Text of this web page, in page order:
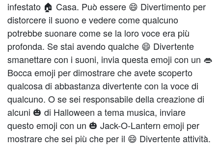
infestato 🏠 Casa. Può essere 😄 Divertimento per
distorcere il suono e vedere come qualcuno
potrebbe suonare come se la loro voce era più
profonda. Se stai avendo qualche 😄 Divertente
smanettare con i suoni, invia questa emoji con un 👄
Bocca emoji per dimostrare che avete scoperto
qualcosa di abbastanza divertente con la voce di
qualcuno. O se sei responsabile della creazione di
alcuni 🎃 di Halloween a tema musica, inviare
questo emoji con un 🎃 Jack-O-Lantern emoji per
mostrare che sei più che per il 😄 Divertente attività.